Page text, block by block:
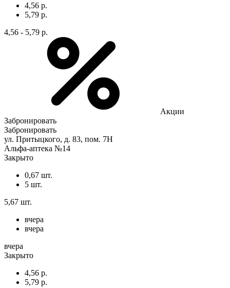
4,56 р.
5,79 р.
4,56 - 5,79 р.
Акции
Забронировать
Забронировать
ул. Притыцкого, д. 83, пом. 7Н
Альфа-аптека №14
Закрыто
0,67 шт.
5 шт.
5,67 шт.
вчера
вчера
вчера
Закрыто
4,56 р.
5,79 р.